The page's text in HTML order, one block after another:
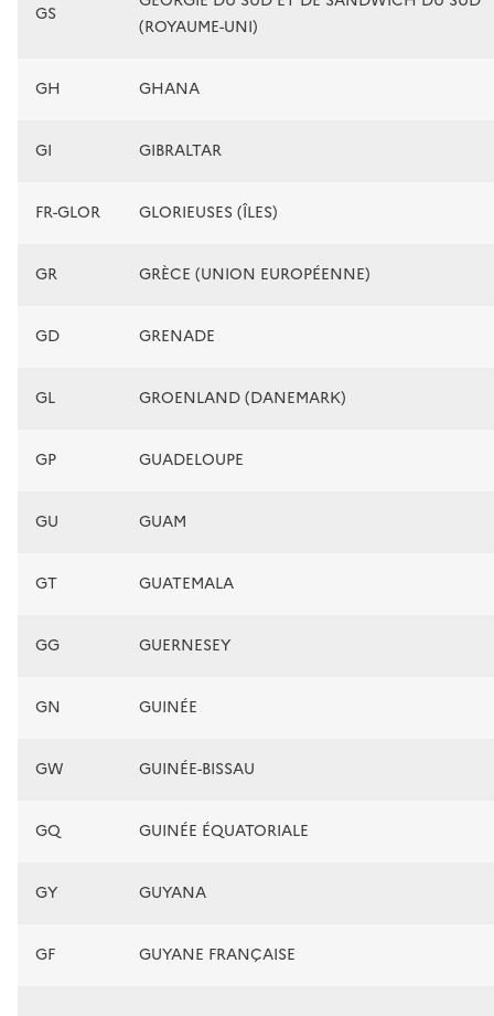
GS
(ROYAUME-UNI)
GH GHANA
GI GIBRALTAR
FR-GLOR GLORIEUSES (ÎLES)
GR GRÈCE (UNION EUROPÉENNE)
GD GRENADE
GL GROENLAND (DANEMARK)
GP GUADELOUPE
GU GUAM
GT GUATEMALA
GG GUERNESEY
GN GUINÉE
GW GUINÉE-BISSAU
GQ GUINÉE ÉQUATORIALE
GY GUYANA
GF GUYANE FRANÇAISE